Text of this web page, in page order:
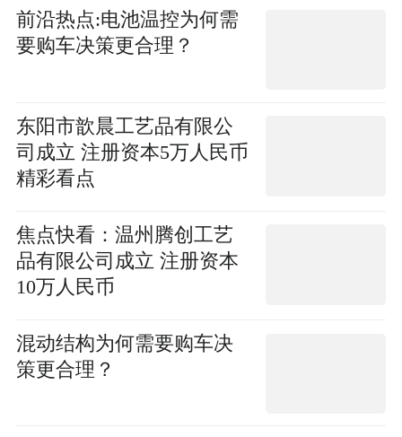
前沿热点:电池温控为何需
要购车决策更合理？
东阳市歆晨工艺品有限公
司成立 注册资本5万人民币
精彩看点
焦点快看：温州腾创工艺
品有限公司成立 注册资本
10万人民币
混动结构为何需要购车决
策更合理？